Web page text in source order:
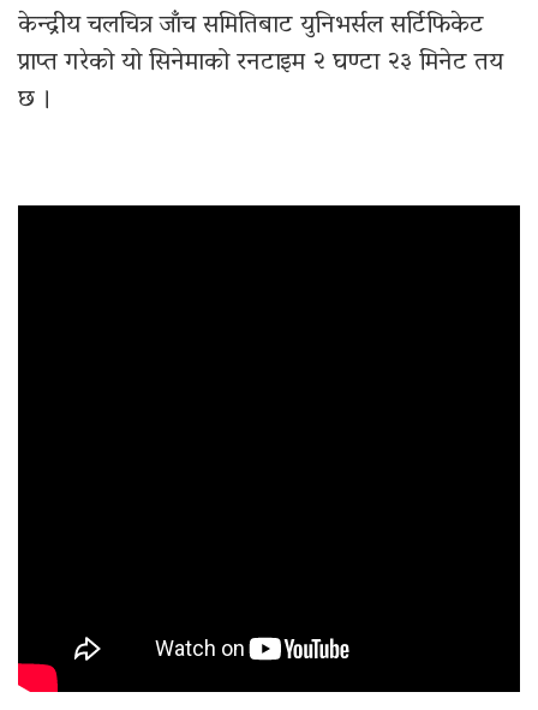
केन्द्रीय चलचित्र जाँच समितिबाट युनिभर्सल सर्टिफिकेट
प्राप्त गरेको यो सिनेमाको रनटाइम २ घण्टा २३ मिनेट तय
छ ।